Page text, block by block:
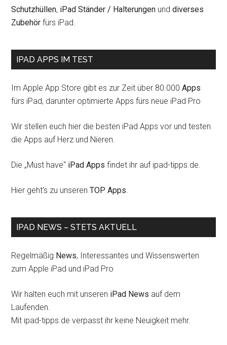
Schutzhüllen, iPad Ständer / Halterungen unddiverses
Zubehör fürs iPad.
IPAD APPS IM TEST
Im Apple App Store gibt es zur Zeit über 80.000Apps
fürs iPad, darunter optimierte Apps fürs neue iPad Pro
Wir stellen euch hier die besten iPad Apps vor und testen
die Apps auf Herz und Nieren.
Die „Must have“ iPad Apps findet ihr auf ipad-tipps.de.
Hier geht's zu unserenTOP Apps.
IPAD NEWS – STETS AKTUELL
Regelmäßig News, Interessantes und Wissenswerten
zum Apple iPad und iPad Pro
Wir halten euch mit unseren iPad News auf dem
Laufenden.
Mit ipad-tipps.de verpasst ihr keine Neuigkeit mehr.